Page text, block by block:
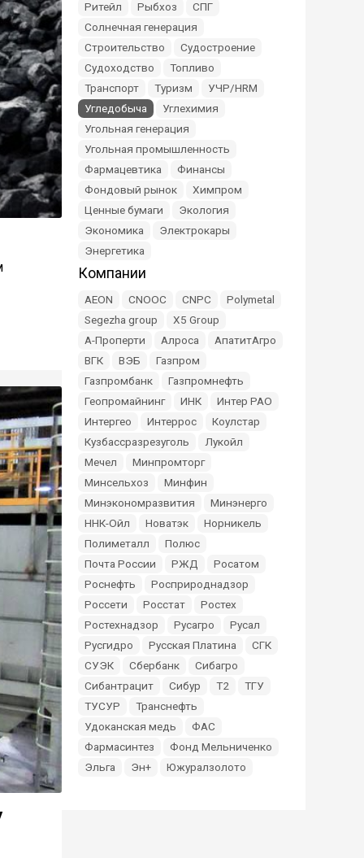
Ритейл
Рыбхоз
СПГ
Солнечная генерация
Строительство
Судостроение
Судоходство
Топливо
Транспорт
Туризм
УЧР/HRM
Угледобыча
Углехимия
Угольная генерация
Угольная промышленность
Фармацевтика
Финансы
Фондовый рынок
Химпром
Ценные бумаги
Экология
Экономика
Электрокары
Энергетика
Компании
AEON CNOOC CNPC
Polymetal
Segezha group
X5 Group
А-Проперти
Алроса
АпатитАгро
ВГК
ВЭБ
Газпром
Газпромбанк
Газпромнефть
Геопромайнинг
ИНК
Интер РАО
Интергео
Интеррос
Коулстар
Кузбассразрезуголь
Лукойл
Мечел
Минпромторг
Минсельхоз
Минфин
Минэкономразвития
Минэнерго
ННК-Ойл
Новатэк
Норникель
Полиметалл
Полюс
Почта России
РЖД
Росатом
Роснефть
Росприроднадзор
Россети
Росстат
Ростех
Ростехнадзор
Русагро
Русал
Русгидро
Русская Платина
СГК
СУЭК
Сбербанк
Сибагро
Сибантрацит
Сибур Т2
ТГУ
ТУСУР
Транснефть
Удоканская медь
ФАС
Фармасинтез
Фонд Мельниченко
Эльга
Эн+ Южуралзолото